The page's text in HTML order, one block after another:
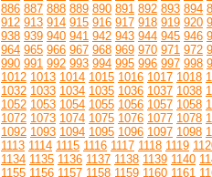
886 887 888 889 890 891 892 893 894
912 913 914 915 916 917 918 919 920
938 939 940 941 942 943 944 945 946
964 965 966 967 968 969 970 971 972
990 991 992 993 994 995 996 997 998
1012 1013 1014 1015 1016 1017 1018
1032 1033 1034 1035 1036 1037 1038
1052 1053 1054 1055 1056 1057 1058
1072 1073 1074 1075 1076 1077 1078
1092 1093 1094 1095 1096 1097 1098
1113 1114 1115 1116 1117 1118 1119
1134 1135 1136 1137 1138 1139 1140
1155 1156 1157 1158 1159 1160 1161